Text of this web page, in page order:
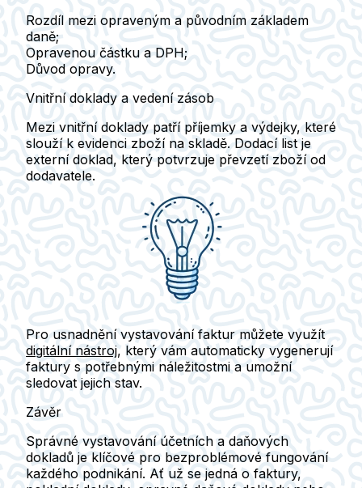
Rozdíl mezi opraveným a původním základem
daně;
Opravenou částku a DPH;
Důvod opravy.
Vnitřní doklady a vedení zásob
Mezi vnitřní doklady patří příjemky a výdejky, které
slouží k evidenci zboží na skladě. Dodací list je
externí doklad, který potvrzuje převzetí zboží od
dodavatele.
Pro usnadnění vystavování faktur můžete využít
digitální nástroj, který vám automaticky vygenerují
faktury s potřebnými náležitostmi a umožní
sledovat jejich stav.
Závěr
Správné vystavování účetních a daňových
dokladů je klíčové pro bezproblémové fungování
každého podnikání. Ať už se jedná o faktury,